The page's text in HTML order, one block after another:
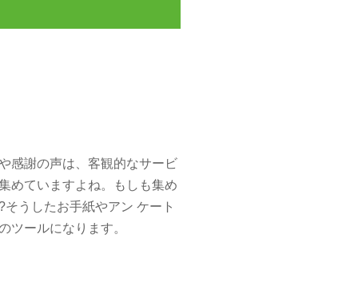
感謝の声は、客観的なサービ
めていますよね。もしも集め
うしたお手紙やアン ケート
ツールになります。